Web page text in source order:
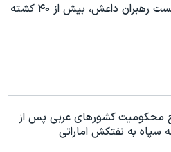
حمله هوایی ارتش عراق به نشست رهبران داعش، بیش از ۴۰ کشته
محکومیت کشورهای عربی پس از
سپاه به نفتکش اماراتی